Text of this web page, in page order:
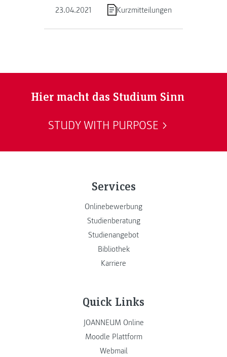
des Projekts Interreg-Alpine-Space-
23.04.2021 Kurzmitteilungen
Hier macht das Studium Sinn
STUDY WITH PURPOSE
Services
Onlinebewerbung
Studienberatung
Studienangebot
Bibliothek
Karriere
Quick Links
JOANNEUM Online
Moodle Plattform
Webmail